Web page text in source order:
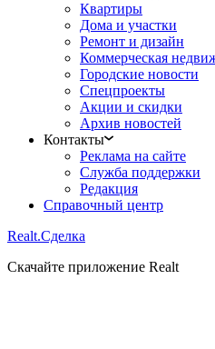
Квартиры
Дома и участки
Ремонт и дизайн
Коммерческая
Городские новости
Спецпроекты
Акции и скидки
Архив новостей
Контакты
Реклама на сайте
Служба поддержки
Редакция
Справочный центр
Realt.Сделка
Скачайте приложение Realt